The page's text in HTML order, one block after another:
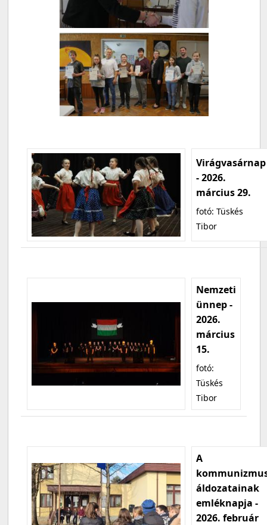
Virágvasárnap
- 2026.
március 29.
fotó: Tüskés
Tibor
Nemzeti
ünnep -
2026.
március
15.
fotó:
Tüskés
Tibor
A
áldozatainak
emléknapja -
2026. február